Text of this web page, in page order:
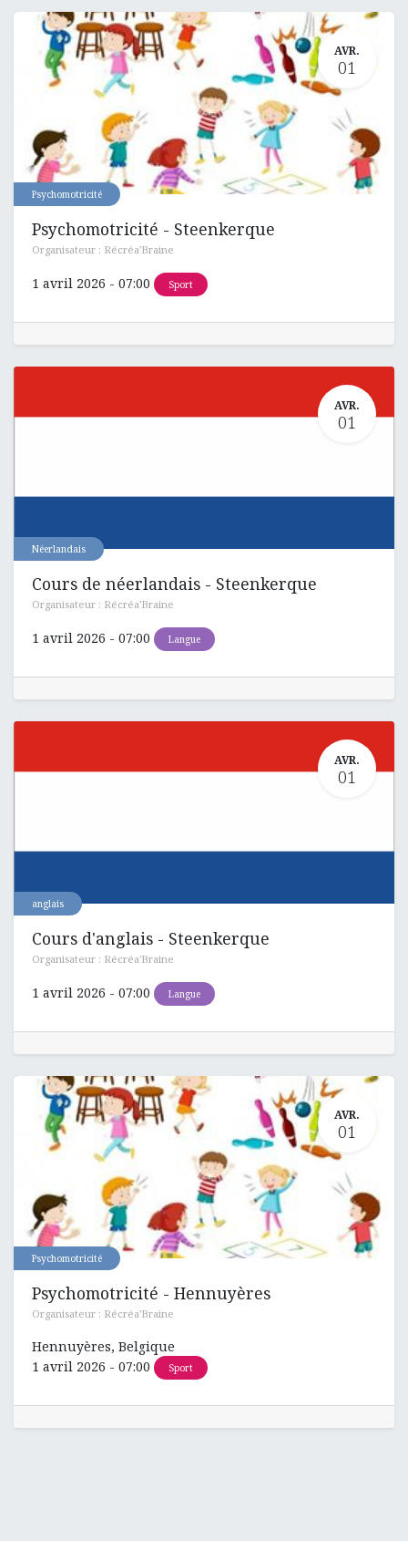
AVR.
01
Psychomotricité
Psychomotricité - Steenkerque
Organisateur : Récréa'Braine
1 avril 2026 - 07:00 Sport
AVR.
01
Néerlandais
Cours de néerlandais - Steenkerque
Organisateur : Récréa'Braine
1 avril 2026 - 07:00 Langue
AVR.
01
anglais
Cours d'anglais - Steenkerque
Organisateur : Récréa'Braine
1 avril 2026 - 07:00 Langue
AVR.
01
Psychomotricité
Psychomotricité - Hennuyères
Organisateur : Récréa'Braine
Hennuyères, Belgique
1 avril 2026 - 07:00 Sport